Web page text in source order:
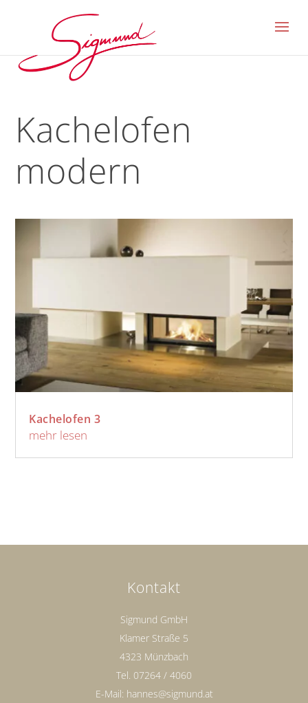
Kachelofen
modern
Kachelofen 3
mehr lesen
Kontakt
Sigmund GmbH
Klamer Straße 5
4323 Münzbach
Tel. 07264 / 4060
E-Mail: hannes@sigmund.at